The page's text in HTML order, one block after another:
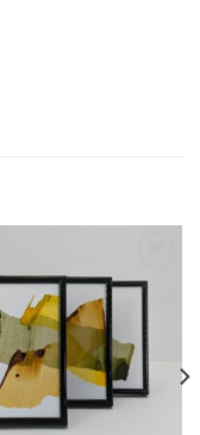
à la liste
de
souhaits